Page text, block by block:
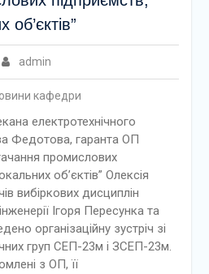
об’єктів”
admin
кафедри
електротехнічного
Федотова, гаранта ОП
промислових
об’єктів” Олексія
вибіркових дисциплін
Ігоря Пересунка та
організаційну зустріч зі
груп СЕП-23м і ЗСЕП-23м.
з ОП, її